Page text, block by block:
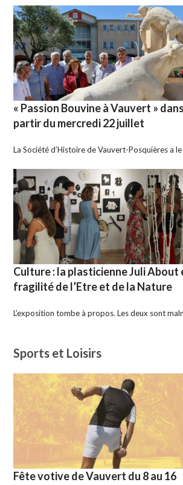
« Passion Bouvine à Vauvert »
partir du mercredi 22 juillet
La Société d’Histoire de Vauvert-Posquières a
Culture : la plasticienne Juli About
fragilité de l’Etre et de la Nature
L’exposition tombe à propos. Les deux sont
Sports et Loisirs
Fête votive de Vauvert du 8 au 16